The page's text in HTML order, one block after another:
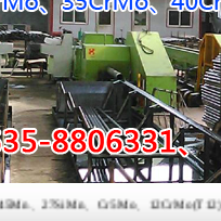
27SiMn、Cr5Mo、12CrMo(T12)